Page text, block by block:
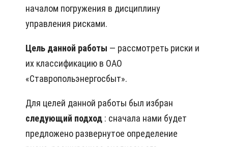
началом погружения в дисциплину
управления рисками.
Цель данной работы — рассмотреть риски и
их классификацию в ОАО
«Ставропольэнергосбыт».
Для целей данной работы был избран
следующий подход : сначала нами будет
предложено развернутое определение